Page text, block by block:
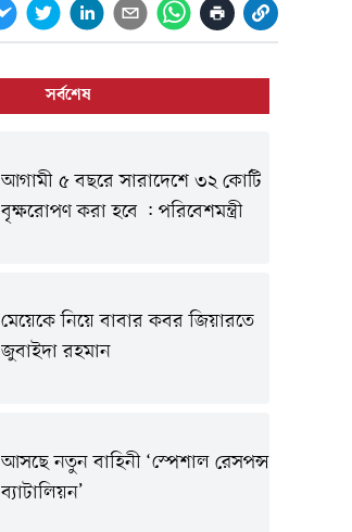
সর্বশেষ
আগামী ৫ বছরে সারাদেশে ৩২ কোটি
বৃক্ষরোপণ করা হবে : পরিবেশমন্ত্রী
মেয়েকে নিয়ে বাবার কবর জিয়ারতে
জুবাইদা রহমান
আসছে নতুন বাহিনী ‘স্পেশাল রেসপন্স
ব্যাটালিয়ন’